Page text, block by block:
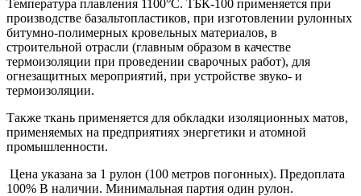
Температура плавления 1100°С. ТБК-100 применяется при
производстве базальтопластиков, при изготовлении рулонных
битумно-полимерных кровельных материалов, в
строительной отрасли (главным образом в качестве
термоизоляции при проведении сварочных работ), для
огнезащитных мероприятий, при устройстве звуко- и
термоизоляции.
Также ткань применяется для обкладки изоляционных матов,
применяемых на предприятиях энергетики и атомной
промышленности.
Цена указана за 1 рулон (100 метров погонных). Предоплата
100% В наличии. Минимальная партия один рулон.